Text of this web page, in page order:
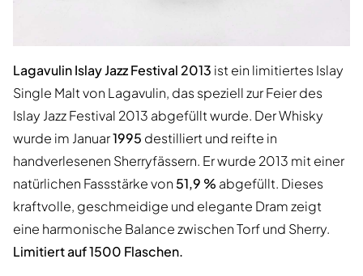
Lagavulin Islay Jazz Festival 2013 ist ein limitiertes Islay
Single Malt von Lagavulin, das speziell zur Feier des
Islay Jazz Festival 2013 abgefüllt wurde. Der Whisky
wurde im Januar1995 destilliert und reifte in
handverlesenen Sherryfässern. Er wurde 2013 mit einer
natürlichen Fassstärke von 51,9 % abgefüllt. Dieses
kraftvolle, geschmeidige und elegante Dram zeigt
eine harmonische Balance zwischen Torf und Sherry.
Limitiert auf 1500 Flaschen.